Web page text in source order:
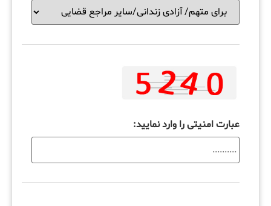
عبارت امنیتی را وارد نمایید: